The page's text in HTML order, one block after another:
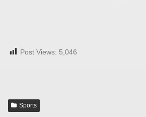
Post Views: 5,046
Sports